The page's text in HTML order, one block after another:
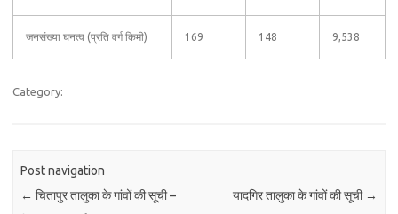
जनसंख्या घनत्व (प्रति वर्ग किमी) 169 148 9,538
Category:
Post navigation
← चितापुर तालुका के गांवों की सूची –
यादगिर तालुका के गांवों की सूची →